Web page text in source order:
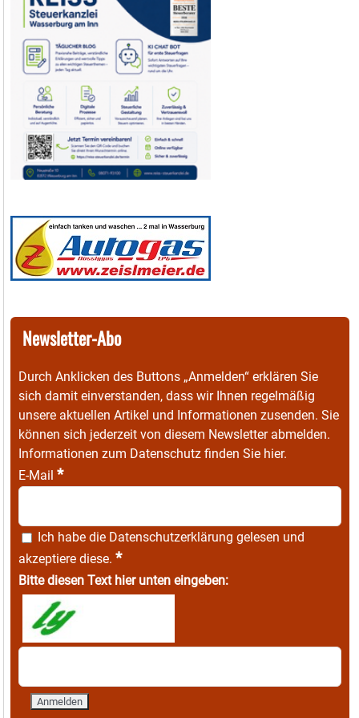
Newsletter-Abo
Durch Anklicken des Buttons „Anmelden“ erklären Sie
sich damit einverstanden, dass wir Ihnen regelmäßig
unsere aktuellen Artikel und Informationen zusenden. Sie
können sich jederzeit von diesem Newsletter abmelden.
Informationen zum Datenschutz finden Sie hier.
E-Mail *
Ich habe die Datenschutzerklärung gelesen und
akzeptiere diese. *
Bitte diesen Text hier unten eingeben: